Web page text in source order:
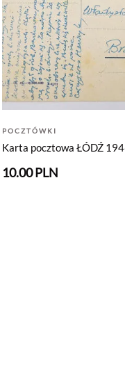
POCZTÓWKI
Karta pocztowa ŁÓDŹ
10.00 PLN